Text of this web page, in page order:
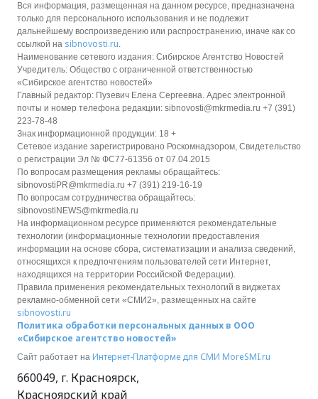
Вся информация, размещенная на данном ресурсе, предназначена
только для персонального использования и не подлежит
дальнейшему воспроизведению или распространению, иначе как со
ссылкой на sibnovosti.ru.
Наименование сетевого издания: Сибирское Агентство Новостей
Учредитель: Общество с ограниченной ответственностью
«Сибирское агентство новостей»
Главный редактор: Пузевич Елена Сергеевна. Адрес электронной
почты и номер телефона редакции: sibnovosti@mkrmedia.ru +7 (391)
223-78-48
Знак информационной продукции: 18 +
Сетевое издание зарегистрировано Роскомнадзором, Свидетельство
о регистрации Эл № ФС77-61356 от 07.04.2015
По вопросам размещения рекламы обращайтесь:
sibnovostiPR@mkrmedia.ru +7 (391) 219-16-19
По вопросам сотрудничества обращайтесь:
sibnovostiNEWS@mkrmedia.ru
На информационном ресурсе применяются рекомендательные
технологии (информационные технологии предоставления
информации на основе сбора, систематизации и анализа сведений,
относящихся к предпочтениям пользователей сети Интернет,
находящихся на территории Российской Федерации).
Правила применения рекомендательных технологий в виджетах
рекламно-обменной сети «СМИ2», размещенных на сайте
sibnovosti.ru
Политика обработки персональных данных в ООО
«Сибирское агентство новостей»
Сайт работает на Интернет-Платформе для СМИ MoreSMI.ru
660049, г. Красноярск,
Красноярский край